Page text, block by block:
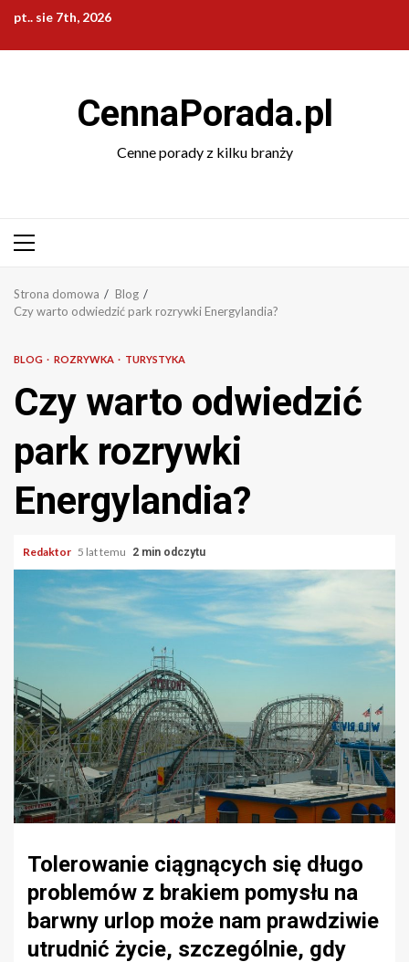
Przejdź
treści
pt.. sie 7th, 2026
CennaPorada.pl
Cenne porady z kilku branży
Menu
Strona domowa
Blog
Czy warto odwiedzić park rozrywki Energylandia?
BLOG ROZRYWKA TURYSTYKA
Czy warto odwiedzić
park rozrywki
Energylandia?
Redaktor 5 lat temu 2 min odczytu
Tolerowanie ciągnących się długo
problemów z brakiem pomysłu na
barwny urlop może nam prawdziwie
utrudnić życie, szczególnie, gdy